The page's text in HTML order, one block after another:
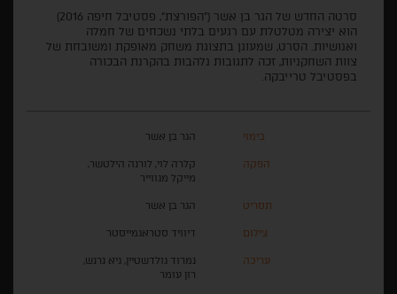
סרטה החדש של הגר בן אשר ("הפורצת", פסטיבל חיפה 2016)
הוא יצירה מטלטלת עם רגעים בלתי נשכחים של חמלה
ואנושיות. הסרט, שמעוגן בתצוגת משחק מאופקת ומשובחת של
צוות השחקניות, זכה לתגובות נלהבות בהקרנת הבכורה
בפסטיבל טרייבקה.
בימוי הגר בן אשר
הפקה
קלרה לוי, לורנה הילטשר,
מייקל מגווייר
תסריט הגר בן אשר
צילום דיוויד סטראגמייסטר
עריכה
נמרוד גולדשטיין, גיא נרנש,
רון עומר